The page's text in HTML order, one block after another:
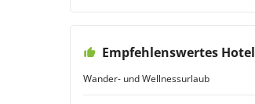
Empfehlenswertes Hotel
Wander- und Wellnessurlaub